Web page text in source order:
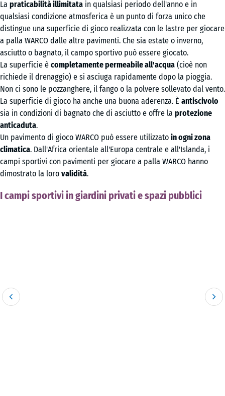
La praticabilità illimitata in qualsiasi periodo dell'anno e in
qualsiasi condizione atmosferica è un punto di forza unico che
distingue una superficie di gioco realizzata con le lastre per giocare
a palla WARCO dalle altre pavimenti. Che sia estate o inverno,
asciutto o bagnato, il campo sportivo può essere giocato.
La superficie è completamente permeabile all'acqua (cioè non
richiede il drenaggio) e si asciuga rapidamente dopo la pioggia.
Non ci sono le pozzanghere, il fango o la polvere sollevato dal vento.
La superficie di gioco ha anche una buona aderenza. È antiscivolo
sia in condizioni di bagnato che di asciutto e offre la protezione
anticaduta.
Un pavimento di gioco WARCO può essere utilizzato in ogni zona
climatica. Dall'Africa orientale all'Europa centrale e all'Islanda, i
campi sportivi con pavimenti per giocare a palla WARCO hanno
dimostrato la loro validità.
I campi sportivi in giardini privati e spazi pubblici